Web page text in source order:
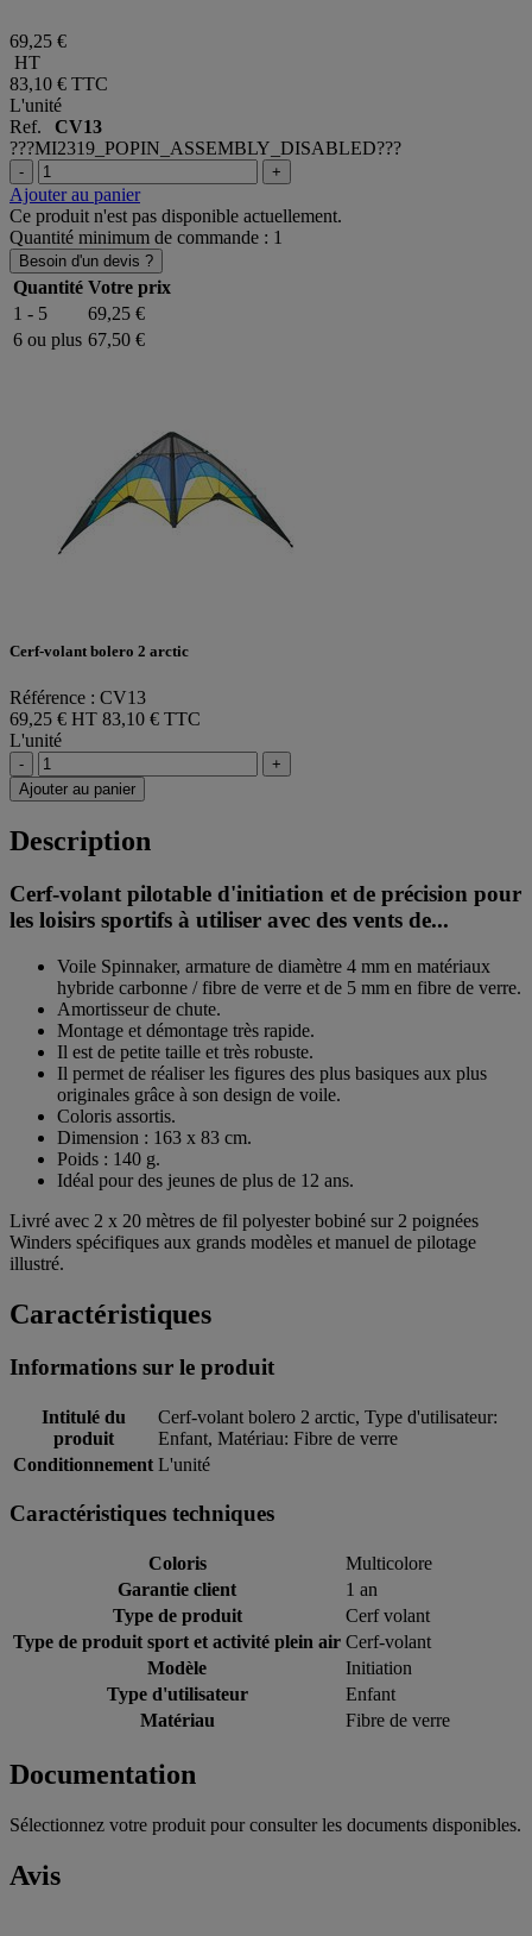
69,25 €
HT
83,10 € TTC
L'unité
Ref. CV13
???MI2319_POPIN_ASSEMBLY_DISABLED???
- +
Ajouter au panier
Ce produit n'est pas disponible actuellement.
Quantité minimum de commande : 1
Besoin d'un devis ?
Quantité Votre prix
1 - 5
69,25 €
6 ou plus 67,50 €
Cerf-volant bolero 2 arctic
Référence : CV13
69,25 € HT 83,10 € TTC
L'unité
-
+
Ajouter au panier
Description
Cerf-volant pilotable d'initiation et de précision pour
les loisirs sportifs à utiliser avec des vents de...
Voile Spinnaker, armature de diamètre 4 mm en matériaux
hybride carbonne / fibre de verre et de 5 mm en fibre de verre.
Amortisseur de chute.
Montage et démontage très rapide.
Il est de petite taille et très robuste.
Il permet de réaliser les figures des plus basiques aux plus
originales grâce à son design de voile.
Coloris assortis.
Dimension : 163 x 83 cm.
Poids : 140 g.
Idéal pour des jeunes de plus de 12 ans.
Livré avec 2 x 20 mètres de fil polyester bobiné sur 2 poignées
Winders spécifiques aux grands modèles et manuel de pilotage
illustré.
Caractéristiques
Informations sur le produit
Intitulé du
produit
Cerf-volant bolero 2 arctic, Type d'utilisateur:
Enfant, Matériau: Fibre de verre
Conditionnement L'unité
Caractéristiques techniques
Coloris
Multicolore
Garantie client
1 an
Type de produit
Cerf volant
Type de produit sport et activité plein air Cerf-volant
Modèle
Initiation
Type d'utilisateur
Enfant
Matériau
Fibre de verre
Documentation
Sélectionnez votre produit pour consulter les documents disponibles.
Avis